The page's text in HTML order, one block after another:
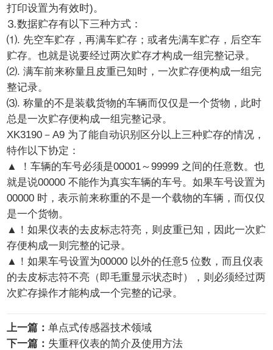
打印设置为有效时)。
⒊数据贮存有以下三种方式：
⑴. 先空车贮存，再满车贮存；或者先满车贮存，后空车
贮存。也就是说要经过两次贮存才构成一组完整记录。
⑵. 满车前来称量且皮重已知时，一次贮存便构成一组完
整记录。
⑶. 称量的不是装载货物的车辆而仅仅是一个货物，此时
总是一次贮存便构成一组完整记录。
XK3190－A9 为了能自动识别区分以上三种贮存的情况，
特作以下协定：
▲ ！车辆的车号必须是00001～99999 之间的任意数。也
就是说00000 不能作为真实车辆的车号。如果车号设置为
00000 时，表示前来称重的不是一个载物的车辆，而仅仅
是一个货物。
▲！如果仪表的去皮标志符亮，则皮重已知，因此一次贮
存便构成一则完整的记录。
▲！如果车号设置为00000 以外的任意5 位数，而且仪表
的去皮标志符不亮（即毛重显示状态时），则必须经过两
次贮存操作才能构成一个完整的记录。
上一篇：单点式传感器技术领域
下一篇： 失重秤仪表的简介及使用方法